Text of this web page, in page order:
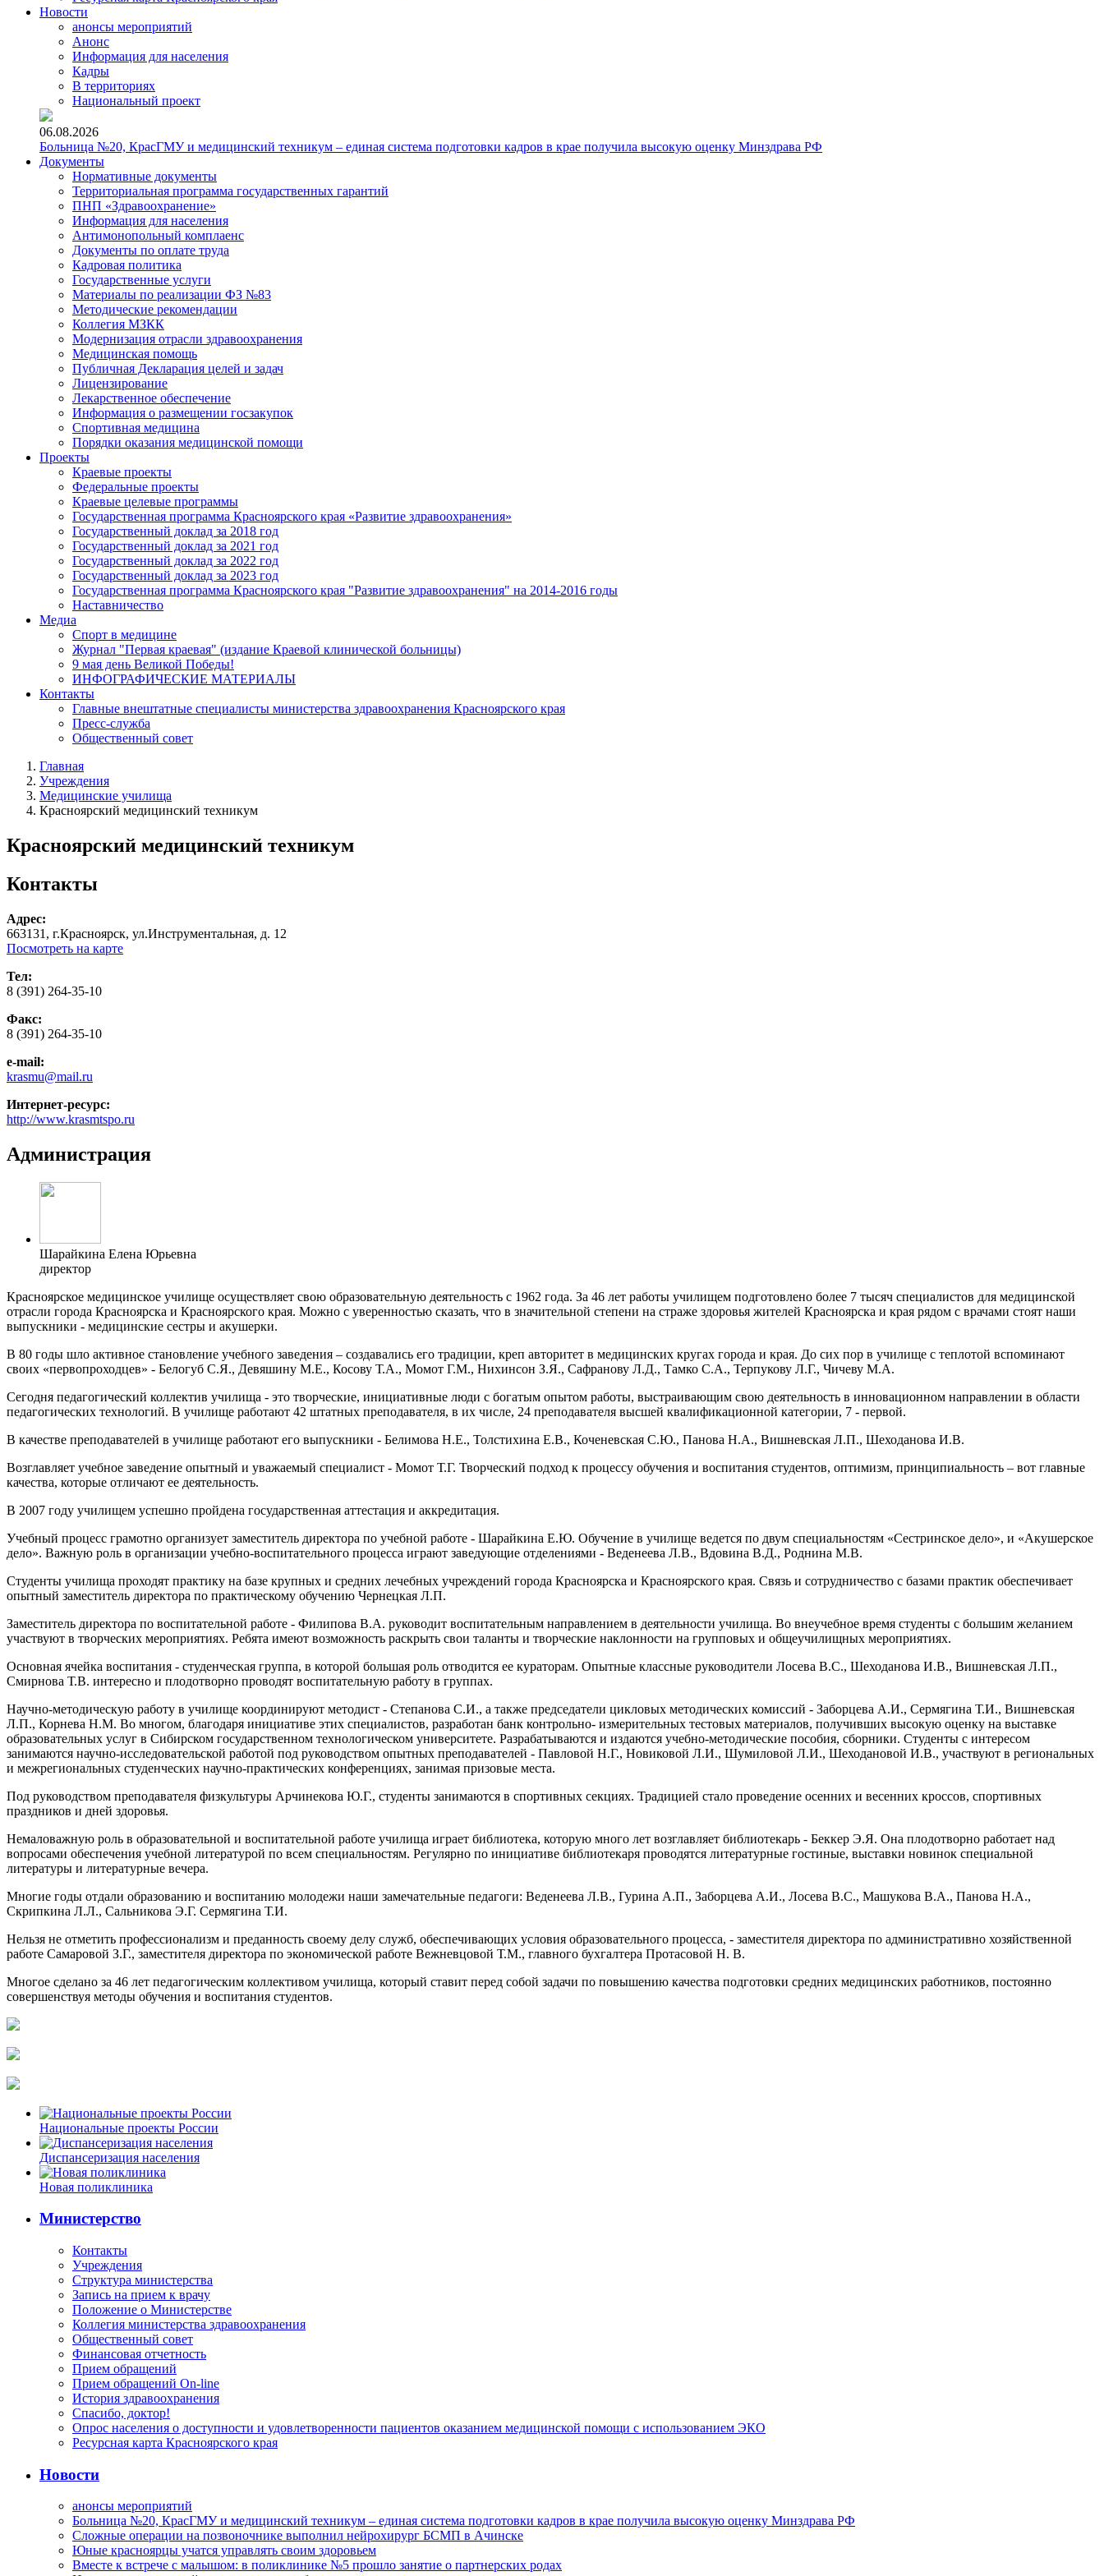
Новости
анонсы мероприятий
Анонс
Информация для населения
Кадры
В территориях
Национальный проект
06.08.2026
Больница №20, КрасГМУ и медицинский техникум – единая система подготовки кадров в крае получила высокую оценку Минздрава РФ
Документы
Нормативные документы
Территориальная программа государственных гарантий
ПНП «Здравоохранение»
Информация для населения
Антимонопольный комплаенс
Документы по оплате труда
Кадровая политика
Государственные услуги
Материалы по реализации ФЗ №83
Методические рекомендации
Коллегия МЗКК
Модернизация отрасли здравоохранения
Медицинская помощь
Публичная Декларация целей и задач
Лицензирование
Лекарственное обеспечение
Информация о размещении госзакупок
Спортивная медицина
Порядки оказания медицинской помощи
Проекты
Краевые проекты
Федеральные проекты
Краевые целевые программы
Государственная программа Красноярского края «Развитие здравоохранения»
Государственный доклад за 2018 год
Государственный доклад за 2021 год
Государственный доклад за 2022 год
Государственный доклад за 2023 год
Государственная программа Красноярского края "Развитие здравоохранения" на 2014-2016 годы
Наставничество
Медиа
Спорт в медицине
Журнал "Первая краевая" (издание Краевой клинической больницы)
9 мая день Великой Победы!
ИНФОГРАФИЧЕСКИЕ МАТЕРИАЛЫ
Контакты
Главные внештатные специалисты министерства здравоохранения Красноярского края
Пресс-служба
Общественный совет
Главная
Учреждения
Медицинские училища
Красноярский медицинский техникум
Красноярский медицинский техникум
Контакты
Адрес:
663131, г.Красноярск, ул.Инструментальная, д. 12
Посмотреть на карте
Тел:
8 (391) 264-35-10
Факс:
8 (391) 264-35-10
e-mail:
krasmu@mail.ru
Интернет-ресурс:
http://www.krasmtspo.ru
Администрация
Шарайкина Елена Юрьевна
директор
Красноярское медицинское училище осуществляет свою образовательную деятельность с 1962 года. За 46 лет работы училищем подготовлено более 7 тысяч специалистов для медицинской
отрасли города Красноярска и Красноярского края. Можно с уверенностью сказать, что в значительной степени на страже здоровья жителей Красноярска и края рядом с врачами стоят наши
выпускники - медицинские сестры и акушерки.
В 80 годы шло активное становление учебного заведения – создавались его традиции, креп авторитет в медицинских кругах города и края. До сих пор в училище с теплотой вспоминают
своих «первопроходцев» - Белогуб С.Я., Девяшину М.Е., Косову Т.А., Момот Г.М., Нихинсон З.Я., Сафранову Л.Д., Тамко С.А., Терпукову Л.Г., Чичеву М.А.
Сегодня педагогический коллектив училища - это творческие, инициативные люди с богатым опытом работы, выстраивающим свою деятельность в инновационном направлении в области
педагогических технологий. В училище работают 42 штатных преподавателя, в их числе, 24 преподавателя высшей квалификационной категории, 7 - первой.
В качестве преподавателей в училище работают его выпускники - Белимова Н.Е., Толстихина Е.В., Коченевская С.Ю., Панова Н.А., Вишневская Л.П., Шеходанова И.В.
Возглавляет учебное заведение опытный и уважаемый специалист - Момот Т.Г. Творческий подход к процессу обучения и воспитания студентов, оптимизм, принципиальность – вот главные
качества, которые отличают ее деятельность.
В 2007 году училищем успешно пройдена государственная аттестация и аккредитация.
Учебный процесс грамотно организует заместитель директора по учебной работе - Шарайкина Е.Ю. Обучение в училище ведется по двум специальностям «Сестринское дело», и «Акушерское
дело». Важную роль в организации учебно-воспитательного процесса играют заведующие отделениями - Веденеева Л.В., Вдовина В.Д., Роднина М.В.
Студенты училища проходят практику на базе крупных и средних лечебных учреждений города Красноярска и Красноярского края. Связь и сотрудничество с базами практик обеспечивает
опытный заместитель директора по практическому обучению Чернецкая Л.П.
Заместитель директора по воспитательной работе - Филипова В.А. руководит воспитательным направлением в деятельности училища. Во внеучебное время студенты с большим желанием
участвуют в творческих мероприятиях. Ребята имеют возможность раскрыть свои таланты и творческие наклонности на групповых и общеучилищных мероприятиях.
Основная ячейка воспитания - студенческая группа, в которой большая роль отводится ее кураторам. Опытные классные руководители Лосева В.С., Шеходанова И.В., Вишневская Л.П.,
Смирнова Т.В. интересно и плодотворно проводят воспитательную работу в группах.
Научно-методическую работу в училище координируют методист - Степанова С.И., а также председатели цикловых методических комиссий - Заборцева А.И., Сермягина Т.И., Вишневская
Л.П., Корнева Н.М. Во многом, благодаря инициативе этих специалистов, разработан банк контрольно- измерительных тестовых материалов, получивших высокую оценку на выставке
образовательных услуг в Сибирском государственном технологическом университете. Разрабатываются и издаются учебно-методические пособия, сборники. Студенты с интересом
занимаются научно-исследовательской работой под руководством опытных преподавателей - Павловой Н.Г., Новиковой Л.И., Шумиловой Л.И., Шеходановой И.В., участвуют в региональных
и межрегиональных студенческих научно-практических конференциях, занимая призовые места.
Под руководством преподавателя физкультуры Арчинекова Ю.Г., студенты занимаются в спортивных секциях. Традицией стало проведение осенних и весенних кроссов, спортивных
праздников и дней здоровья.
Немаловажную роль в образовательной и воспитательной работе училища играет библиотека, которую много лет возглавляет библиотекарь - Беккер Э.Я. Она плодотворно работает над
вопросами обеспечения учебной литературой по всем специальностям. Регулярно по инициативе библиотекаря проводятся литературные гостиные, выставки новинок специальной
литературы и литературные вечера.
Многие годы отдали образованию и воспитанию молодежи наши замечательные педагоги: Веденеева Л.В., Гурина А.П., Заборцева А.И., Лосева В.С., Машукова В.А., Панова Н.А.,
Скрипкина Л.Л., Сальникова Э.Г. Сермягина Т.И.
Нельзя не отметить профессионализм и преданность своему делу служб, обеспечивающих условия образовательного процесса, - заместителя директора по административно хозяйственной
работе Самаровой З.Г., заместителя директора по экономической работе Вежневцовой Т.М., главного бухгалтера Протасовой Н. В.
Многое сделано за 46 лет педагогическим коллективом училища, который ставит перед собой задачи по повышению качества подготовки средних медицинских работников, постоянно
совершенствуя методы обучения и воспитания студентов.
Национальные проекты России
Диспансеризация населения
Новая поликлиника
Министерство
Контакты
Учреждения
Структура министерства
Запись на прием к врачу
Положение о Министерстве
Коллегия министерства здравоохранения
Общественный совет
Финансовая отчетность
Прием обращений
Прием обращений On-line
История здравоохранения
Спасибо, доктор!
Опрос населения о доступности и удовлетворенности пациентов оказанием медицинской помощи с использованием ЭКО
Ресурсная карта Красноярского края
Новости
анонсы мероприятий
Больница №20, КрасГМУ и медицинский техникум – единая система подготовки кадров в крае получила высокую оценку Минздрава РФ
Сложные операции на позвоночнике выполнил нейрохирург БСМП в Ачинске
Юные красноярцы учатся управлять своим здоровьем
Вместе к встрече с малышом: в поликлинике №5 прошло занятие о партнерских родах